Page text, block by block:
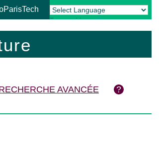
Powered by Translate
AVANCÉE